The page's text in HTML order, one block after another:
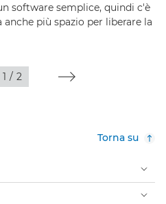
software semplice, quindi c'è
più spazio per liberare la
1 / 2
Torna su